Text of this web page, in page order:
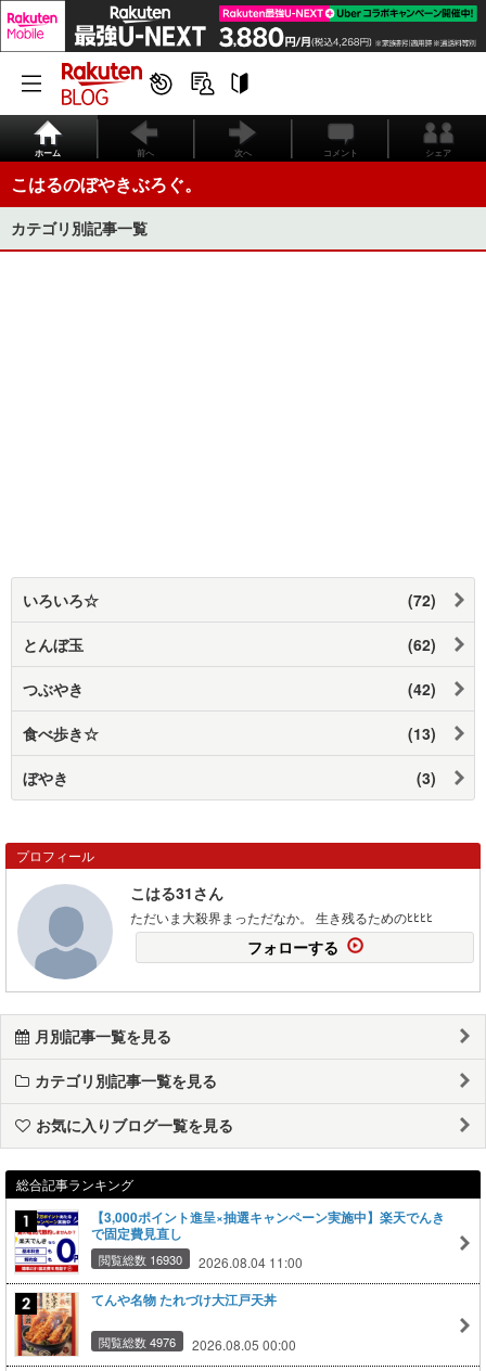
ホーム 前へ 次へ コメント シェア
こはるのぼやきぶろぐ。
カテゴリ別記事一覧
いろいろ☆ (72)
とんぼ玉 (62)
つぶやき (42)
食べ歩き☆ (13)
ぼやき (3)
プロフィール
こはる31さん
ただいま大殺界まっただなか。 生き残るためのﾋﾋﾋﾋ
フォローする
月別記事一覧を見る
カテゴリ別記事一覧を見る
お気に入りブログ一覧を見る
総合記事ランキング
【3,000ポイント進呈×抽選キャンペーン実施中】楽天でんき
で固定費見直し
閲覧総数 16930 2026.08.04 11:00
てんや名物 たれづけ大江戸天丼
閲覧総数 4976 2026.08.05 00:00